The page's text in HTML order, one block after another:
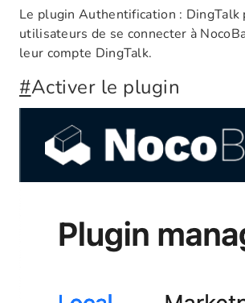
Le plugin Authentification : DingTalk
utilisateurs de se connecter à
leur compte DingTalk.
#Activer le plugin